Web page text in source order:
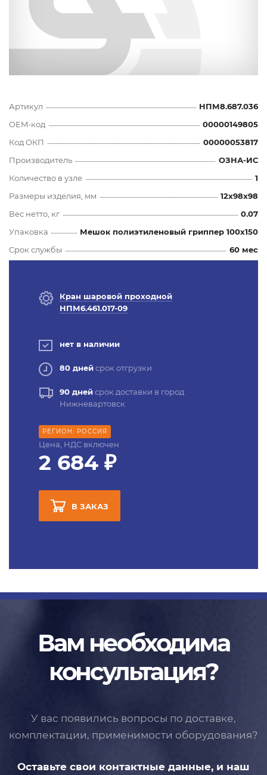
Артикул
НПМ8.687.036
OEM-код
00000149805
Код ОКП
00000053817
Производитель
ОЗНА-ИС
Количество в узле
1
Размеры изделия, мм
12x98x98
Вес нетто, кг
0.07
Упаковка
Мешок полиэтиленовый гриппер 100х150
Срок службы
60 мес
Кран шаровой проходной
НПМ6.461.017-09
нет в наличии
80 днейсрок отгрузки
90 днейсрок доставки в город
Нижневартовск
РЕГИОН: РОССИЯ
Цена, НДС включен
2 684 ₽
В ЗАКАЗ
Вам необходима
консультация?
У вас появились вопросы по доставке,
комплектации, применимости оборудования?
Оставьте свои контактные данные, и наш